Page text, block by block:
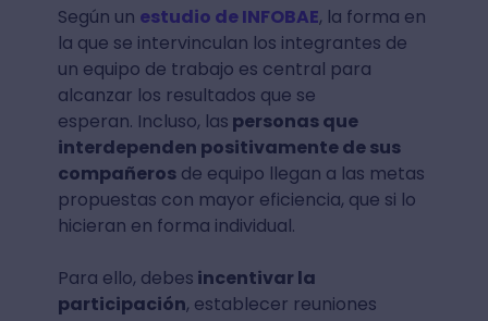
Según un estudio de INFOBAE, la forma en
la que se intervinculan los integrantes de
un equipo de trabajo es central para
alcanzar los resultados que se
esperan. Incluso, las personas que
interdependen positivamente de sus
compañerosde equipo llegan a las metas
propuestas con mayor eficiencia, que si lo
hicieran en forma individual.
Para ello, debes incentivar la
participación, establecer reuniones